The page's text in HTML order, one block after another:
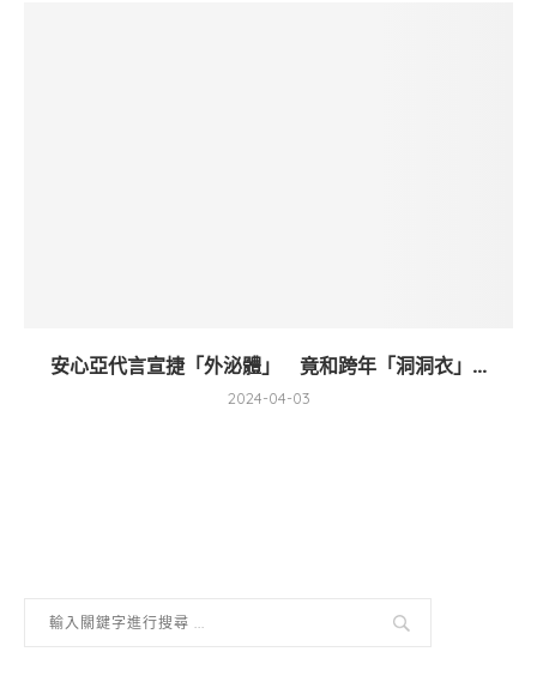
安心亞代言宣捷「外泌體」 竟和跨年「洞洞衣」...
2024-04-03